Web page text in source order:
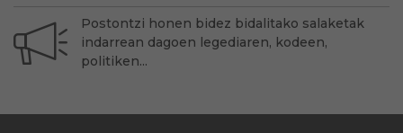
Postontzi honen bidez bidalitako salaketak
indarrean dagoen legediaren, kodeen,
politiken...